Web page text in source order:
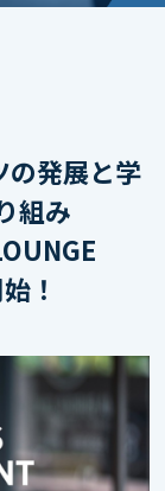
の発展と学
組み
！